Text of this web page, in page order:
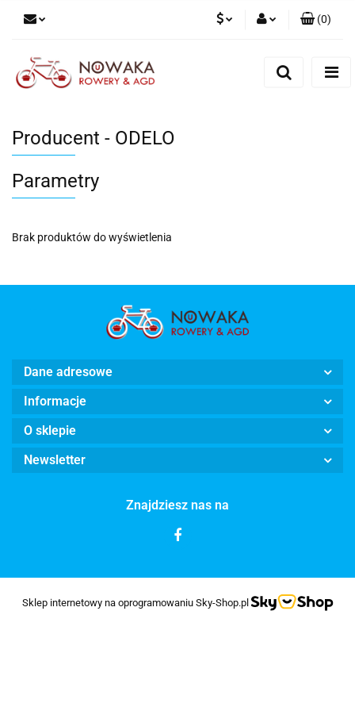
(0)
Producent - ODELO
Parametry
Brak produktów do wyświetlenia
Dane adresowe
Informacje
O sklepie
Newsletter
Znajdziesz nas na
Sklep internetowy na oprogramowaniu Sky-Shop.pl